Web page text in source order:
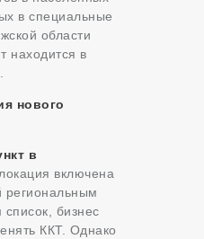
в специальные
области
находится в
нового
в
включена
региональным
список, бизнес
ККТ. Однако